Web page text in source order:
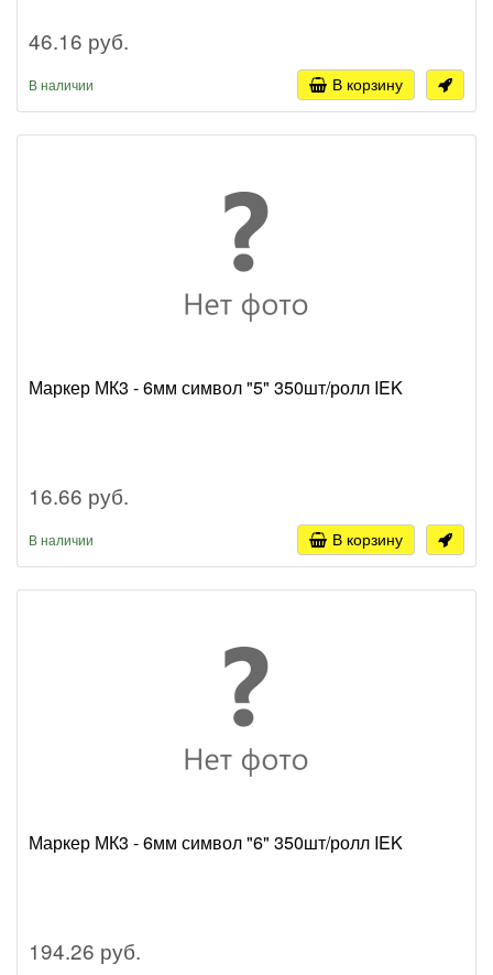
46.16 руб.
В наличии В корзину
Маркер МК3 - 6мм символ "5" 350шт/ролл IEK
16.66 руб.
В наличии В корзину
Маркер МК3 - 6мм символ "6" 350шт/ролл IEK
194.26 руб.